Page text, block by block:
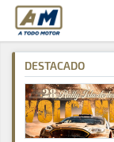
A Todo Motor
A Todo Motor »
DESTACADO